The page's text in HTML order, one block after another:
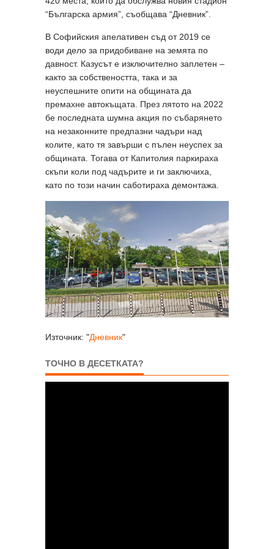
“Българска армия”, съобщава “Дневник”.
В Софийския апелативен съд от 2019 се
води дело за придобиване на земята по
давност. Казусът е изключително заплетен –
както за собствеността, така и за
неуспешните опити на общината да
премахне автокъщата. През лятото на 2022
бе последната шумна акция по събарянето
на незаконните предпазни чадъри над
колите, като тя завърши с пълен неуспех за
общината. Тогава от Капитолия паркираха
скъпи коли под чадърите и ги заключиха,
като по този начин саботираха демонтажа.
Източник: "Дневник"
ТОЧНО В ДЕСЕТКАТА?